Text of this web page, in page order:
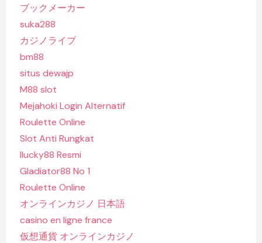
ブックメーカー
suka288
カジノライブ
bm88
situs dewajp
M88 slot
Mejahoki Login Alternatif
Roulette Online
Slot Anti Rungkat
Ilucky88 Resmi
Gladiator88 No 1
Roulette Online
オンラインカジノ 日本語
casino en ligne france
仮想通貨 オンラインカジノ